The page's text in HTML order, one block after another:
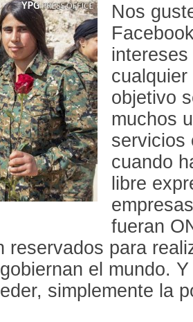
Nos
objetivo
muchos
servicios
cuando
libre
fueran
reservados para
el mundo.
simplemente la